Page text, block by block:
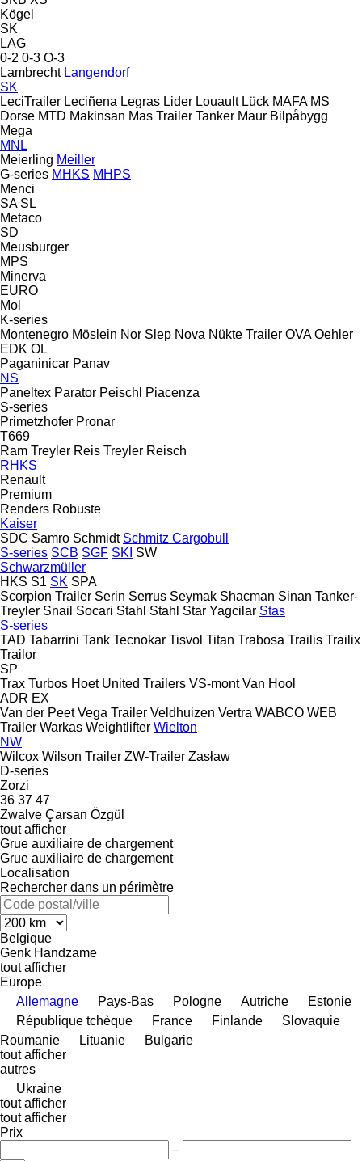
Kögel
SK
LAG
0-2 0-3 O-3
Lambrecht Langendorf
SK
LeciTrailer Leciñena Legras Lider Louault Lück MAFA MS
Dorse MTD Makinsan Mas Trailer Tanker Maur Bilpåbygg
Mega
MNL
Meierling Meiller
G-series MHKS MHPS
Menci
SA SL
Metaco
SD
Meusburger
MPS
Minerva
EURO
Mol
K-series
Montenegro Möslein Nor Slep Nova Nükte Trailer OVA Oehler
EDK OL
Paganinicar Panav
NS
Paneltex Parator Peischl
Piacenza
S-series
Primetzhofer Pronar
T669
Ram Treyler Reis Treyler Reisch
RHKS
Renault
Premium
Renders Robuste
Kaiser
SDC Samro Schmidt Schmitz Cargobull
S-series SCB SGF SKI SW
Schwarzmüller
HKS S1 SK SPA
Scorpion Trailer Serin Serrus Seymak Shacman Sinan Tanker-
Treyler Snail Socari Stahl Stahl Star Yagcilar Stas
S-series
TAD Tabarrini Tank Tecnokar Tisvol Titan Trabosa Trailis Trailix
Trailor
SP
Trax Turbos Hoet United Trailers VS-mont Van Hool
ADR EX
Van der Peet Vega Trailer Veldhuizen Vertra WABCO WEB
Trailer Warkas Weightlifter Wielton
NW
Wilcox Wilson Trailer ZW-Trailer Zasław
D-series
Zorzi
36 37 47
Zwalve Çarsan Özgül
tout afficher
Grue auxiliaire de chargement
Grue auxiliaire de chargement
Localisation
Rechercher dans un périmètre
Belgique
Genk Handzame
tout afficher
Europe
Allemagne
Pays-Bas Pologne Autriche
Estonie
République tchèque
France Finlande
Slovaquie
Roumanie
Lituanie
Bulgarie
tout afficher
autres
Ukraine
tout afficher
tout afficher
Prix
–